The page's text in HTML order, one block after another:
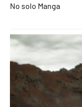
No solo Manga